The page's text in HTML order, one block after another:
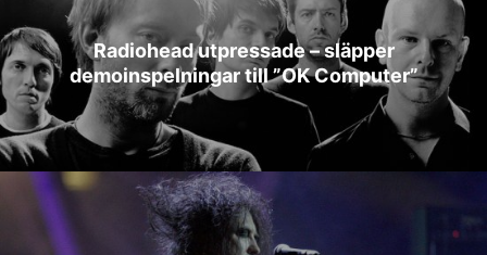
Radiohead utpressade – släpper
demoinspelningar till ”OK Computer”